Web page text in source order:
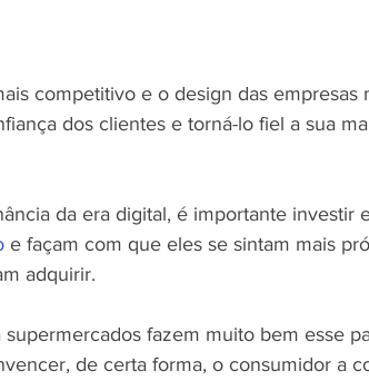
competitivo e o design das empresas
dos clientes e torná-lo fiel a sua
da era digital, é importante investir
e façam com que eles se sintam mais
adquirir.
fazem muito bem esse
de certa forma, o consumidor a